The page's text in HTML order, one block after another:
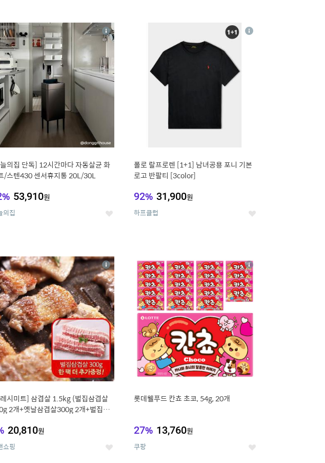
11
의집 단독] 12시간마다 자동살균 화
/스텐430 센서휴지통 20L/30L
% 53,910원
의집 좋
상
세
폴로 랄프로렌 [1+1] 남녀공용 포니 기본
로고 반팔티 [3color]
92% 31,900원
하프클럽 좋
상
15
시미트] 삼겹살 1.5kg (벌집삼겹살
2개+옛날삼겹살300g 2개+벌집삼
20,810원
쇼핑 좋
상
세
16
롯데웰푸드 칸쵸 초코, 54g, 20개
27% 13,760원
쿠팡 좋
상
세